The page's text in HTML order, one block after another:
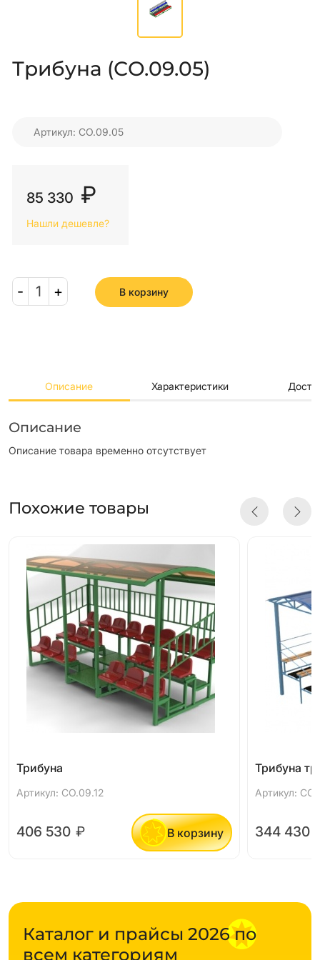
Трибуна (СО.09.05)
Артикул: СО.09.05
85 330 ₽
Нашли дешевле?
- 1 + В корзину
Описание Характеристики
Описание
Описание товара временно отсутствует
Похожие товары
Трибуна
Артикул: СО.09.12
406 530 ₽ В корзину
Трибуна
Артикул:
344 430
Каталог и прайсы 2026 по
всем категориям